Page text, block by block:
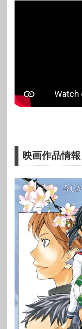
映画作品情報